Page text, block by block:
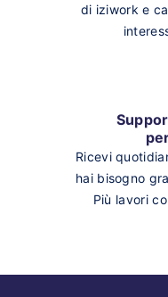
di iziwork e
Ricevi
hai bisogno
Più lavori